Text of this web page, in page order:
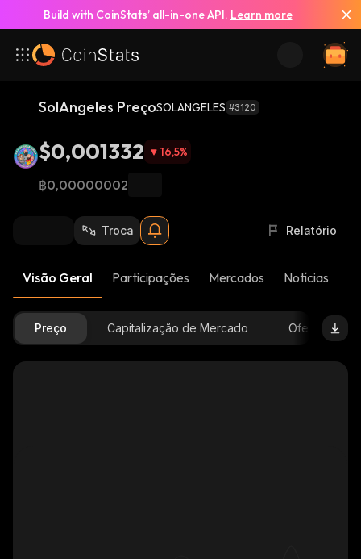
Build with CoinStats’ all-in-one API. Learn more
SolAngeles PreçoSOLANGELES #3120
$0,001332 16,5%
฿0,00000002
Troca Relatório
Visão Geral Participações Mercados Notícias
Preço Capitalização de Mercado Oferta